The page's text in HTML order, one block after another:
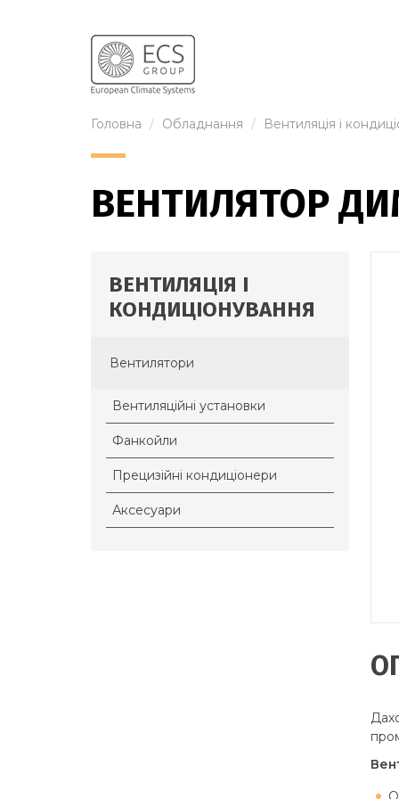
Головна Обладнання Вентиляція і
ВЕНТИЛЯТОР
ВЕНТИЛЯЦІЯ І
КОНДИЦІОНУВАННЯ
Вентилятори
Вентиляційні установки
Фанкойли
Прецизійні кондиціонери
Аксесуари